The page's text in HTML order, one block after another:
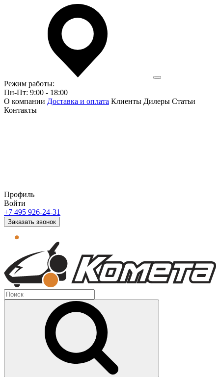
Режим работы:
Пн-Пт: 9:00 - 18:00
О компании Доставка и оплата Клиенты Дилеры Статьи
Контакты
Профиль
Войти
+7 495 926-24-31
Заказать звонок